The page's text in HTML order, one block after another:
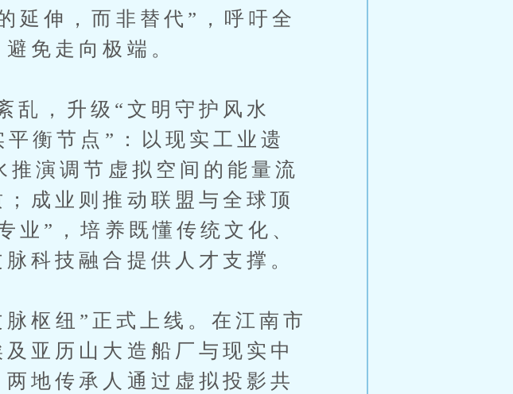
延伸，而非替代”，呼吁全
免走向极端。
，升级“文明守护风水
衡节点”：以现实工业遗
演调节虚拟空间的能量流
成业则推动联盟与全球顶
业”，培养既懂传统文化、
科技融合提供人才支撑。
枢纽”正式上线。在江南市
亚历山大造船厂与现实中
地传承人通过虚拟投影共